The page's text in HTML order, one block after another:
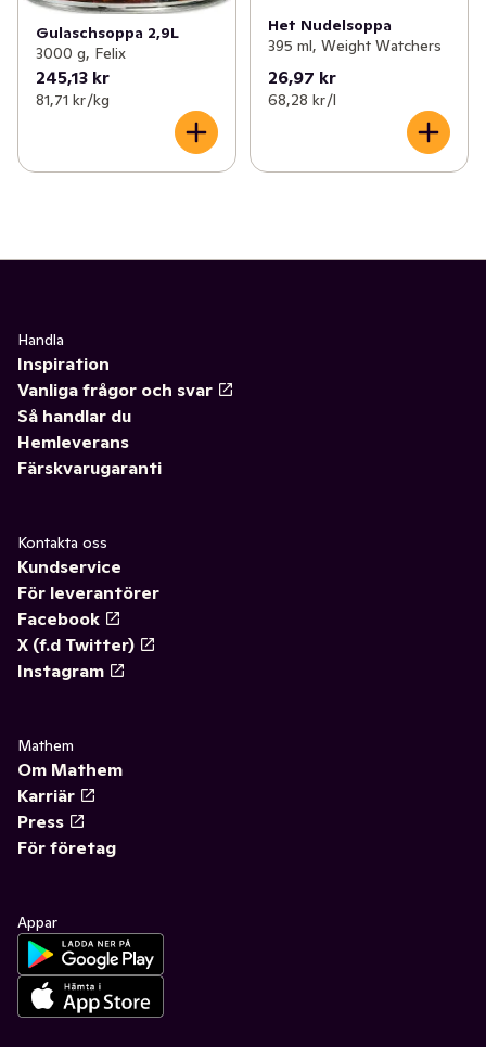
Gulaschsoppa 2,9L
3000 g, Felix
245,13 kr
81,71 kr /kg
Het Nudelsoppa
395 ml, Weight Watchers
26,97 kr
68,28 kr /l
Handla
Inspiration
Vanliga frågor och svar
Så handlar du
Hemleverans
Färskvarugaranti
Kontakta oss
Kundservice
För leverantörer
Facebook
X (f.d Twitter)
Instagram
Mathem
Om Mathem
Karriär
Press
För företag
Appar